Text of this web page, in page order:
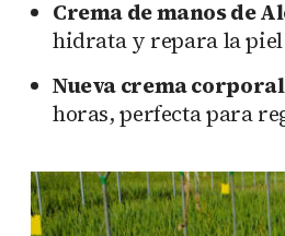
Crema de manos de
hidrata y repara la piel
Nueva crema
horas, perfecta para